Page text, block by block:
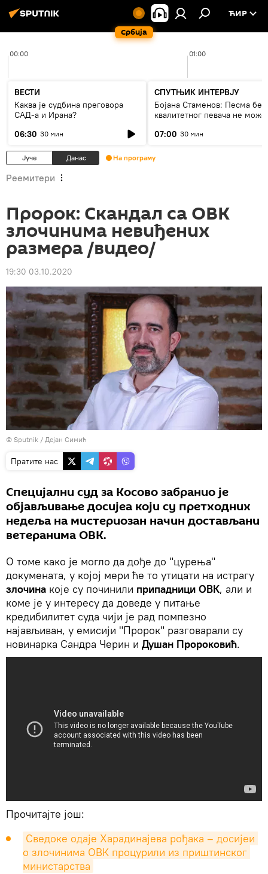
Србија
ЋИР
00:00 01:00
ВЕСТИ
Каква је судбина преговора
САД-а и Ирана?
06:30 30 мин
СПУТЊИК ИНТЕРВЈУ
Бојана Стаменов: Песма без
квалитетног певача не може
07:00 30 мин
Јуче Данас На програму
Реемитери
Пророк: Скандал са ОВК
злочинима невиђених
размера /видео/
19:30 03.10.2020
© Sputnik / Дејан Симић
Пратите нас
Специјални суд за Косово забранио је
објављивање досијеа који су претходних
недеља на мистериозан начин достављани
ветеранима ОВК.
О томе како је могло да дође до "цурења"
докумената, у којој мери ће то утицати на истрагу
злочина које су починили припадници ОВК, али и
коме је у интересу да доведе у питање
кредибилитет суда чији је рад помпезно
најављиван, у емисији "Пророк" разговарали су
новинарка Сандра Черин и Душан Пророковић.
Прочитајте још:
Сведоке одаје Харадинајева рођака – досијеи
о злочинима ОВК процурили из приштинског
министарства